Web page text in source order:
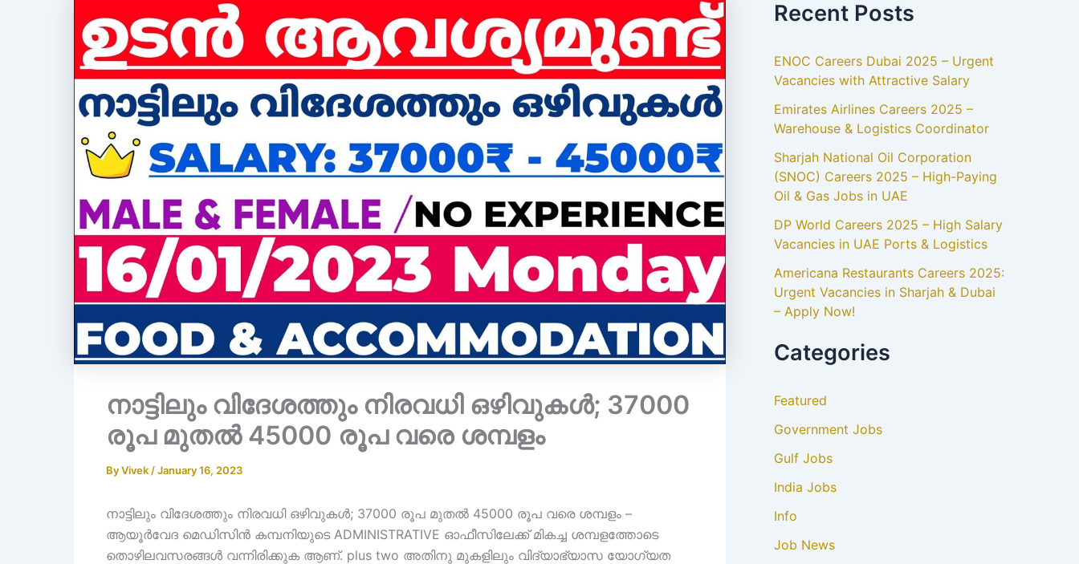
നാട്ടിലും വിദേശത്തും നിരവധി ഒഴിവുകൾ; 37000
രൂപ മുതൽ 45000 രൂപ വരെ ശമ്പളം
ByVivek /January 16, 2023
നാട്ടിലും വിദേശത്തും നിരവധി ഒഴിവുകൾ; 37000 രൂപ മുതൽ 45000 രൂപ വരെ ശമ്പളം –
ആയൂർവേദ മെഡിസിൻ കമ്പനിയുടെ ADMINISTRATIVE ഓഫീസിലേക്ക് മികച്ച ശമ്പളത്തോടെ
തൊഴിലവസരങ്ങൾ വന്നിരിക്കുക ആണ്. plus two അതിനു മുകളിലും വിദ്യാഭ്യാസ യോഗ്യത
Recent Posts
ENOC Careers Dubai 2025 – Urgent
Vacancies with Attractive Salary
Emirates Airlines Careers 2025 –
Warehouse & Logistics Coordinator
Sharjah National Oil Corporation
(SNOC) Careers 2025 – High-Paying
Oil & Gas Jobs in UAE
DP World Careers 2025 – High Salary
Vacancies in UAE Ports & Logistics
Americana Restaurants Careers 2025:
Urgent Vacancies in Sharjah & Dubai
– Apply Now!
Categories
Featured
Government Jobs
Gulf Jobs
India Jobs
Info
Job News